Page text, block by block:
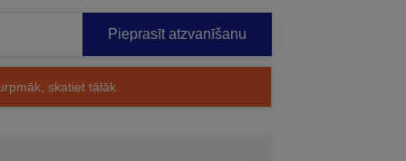
Pieprasīt atzvanīšanu
skatiet tālāk.